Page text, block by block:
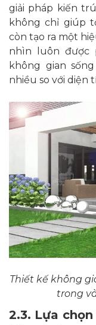
giải pháp kiến
không chỉ giúp
còn tạo ra một
nhìn luôn được
không gian
nhiều so với diện
Thiết kế không
trong
2.3. Lựa